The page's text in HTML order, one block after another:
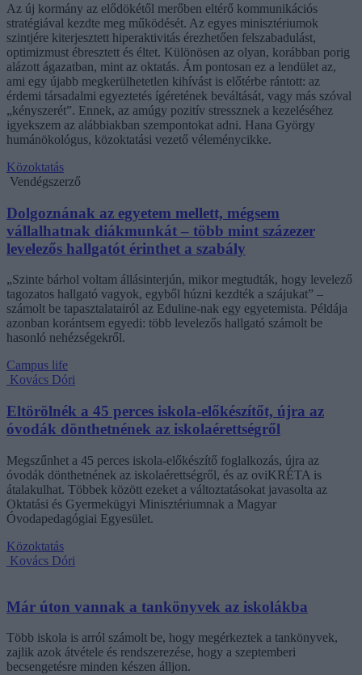
Az új kormány az elődökétől merőben eltérő kommunikációs
stratégiával kezdte meg működését. Az egyes minisztériumok
szintjére kiterjesztett hiperaktivitás érezhetően felszabadulást,
optimizmust ébresztett és éltet. Különösen az olyan, korábban porig
alázott ágazatban, mint az oktatás. Ám pontosan ez a lendület az,
ami egy újabb megkerülhetetlen kihívást is előtérbe rántott: az
érdemi társadalmi egyeztetés ígéretének beváltását, vagy más szóval
„kényszerét”. Ennek, az amúgy pozitív stressznek a kezeléséhez
igyekszem az alábbiakban szempontokat adni. Hana György
humánökológus, közoktatási vezető véleménycikke.
Közoktatás
Vendégszerző
Dolgoznának az egyetem mellett, mégsem
vállalhatnak diákmunkát – több mint százezer
levelezős hallgatót érinthet a szabály
„Szinte bárhol voltam állásinterjún, mikor megtudták, hogy levelező
tagozatos hallgató vagyok, egyből húzni kezdték a szájukat” –
számolt be tapasztalatairól az Eduline-nak egy egyetemista. Példája
azonban korántsem egyedi: több levelezős hallgató számolt be
hasonló nehézségekről.
Campus life
Kovács Dóri
Eltörölnék a 45 perces iskola-előkészítőt, újra az
óvodák dönthetnének az iskolaérettségről
Megszűnhet a 45 perces iskola-előkészítő foglalkozás, újra az
óvodák dönthetnének az iskolaérettségről, és az oviKRÉTA is
átalakulhat. Többek között ezeket a változtatásokat javasolta az
Oktatási és Gyermekügyi Minisztériumnak a Magyar
Óvodapedagógiai Egyesület.
Közoktatás
Kovács Dóri
Már úton vannak a tankönyvek az iskolákba
Több iskola is arról számolt be, hogy megérkeztek a tankönyvek,
zajlik azok átvétele és rendszerezése, hogy a szeptemberi
becsengetésre minden készen álljon.